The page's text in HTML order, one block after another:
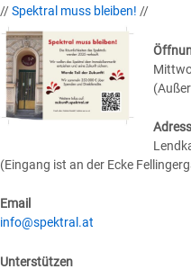
//Spektral muss bleiben! //
(Eingang ist an der Ecke
Email
info@spektral.at
Unterstützen